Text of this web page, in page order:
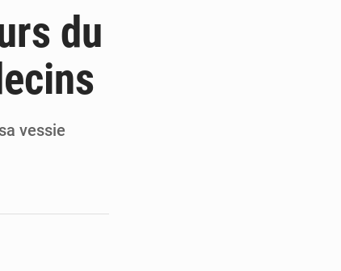
pour le RB Leipzig
des trophées »
du
vessie